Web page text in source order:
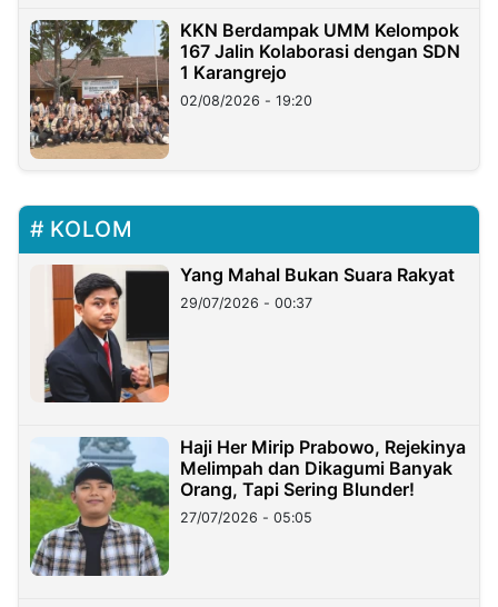
KKN Berdampak UMM Kelompok
167 Jalin Kolaborasi dengan SDN
1 Karangrejo
02/08/2026 - 19:20
KOLOM
Yang Mahal Bukan Suara Rakyat
29/07/2026 - 00:37
Haji Her Mirip Prabowo, Rejekinya
Melimpah dan Dikagumi Banyak
Orang, Tapi Sering Blunder!
27/07/2026 - 05:05